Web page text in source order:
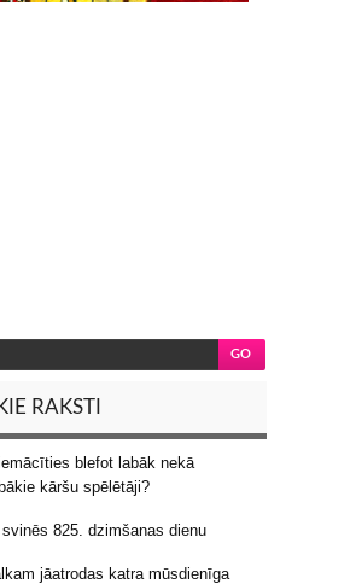
RAKSTI
blefot labāk nekā
kāršu spēlētāji?
825. dzimšanas dienu
jāatrodas katra mūsdienīga